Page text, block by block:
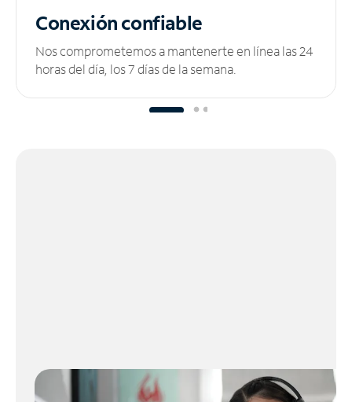
Conexión confiable
Nos comprometemos a mantenerte en línea las 24
horas del día, los 7 días de la semana.